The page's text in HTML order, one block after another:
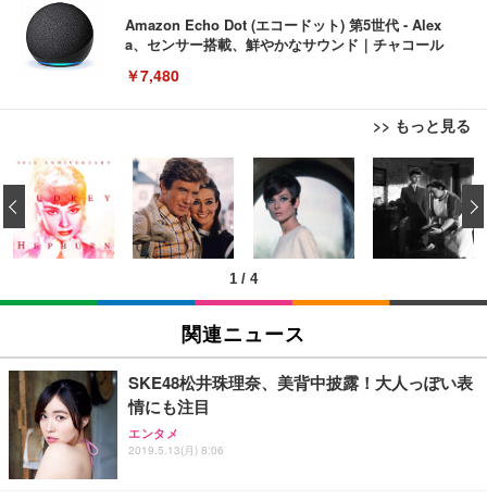
Amazon Echo Dot (エコードット) 第5世代 - Alex
a、センサー搭載、鮮やかなサウンド｜チャコール
￥7,480
>> もっと見る
[EdoErgo] オフィスチェア 椅子 テレワーク 疲れな
い 跳ね上げ式アームレスト コンパクト 約105度ロッ
キング pc 事務椅子 360度回転 座面昇降 強化ナイロ
ン樹脂ベース 通気性メッシュ 在宅ワーク H-WY01
(黒網+黒枠+黒足)
￥5,699
SIHOO B100 オフィスチェア／デスクチェア メッシ
ュチェア 人間工学 疲れない ブラック
￥27,999
Sezlife オフィスチェア デスクチェア 疲れない テレ
ワーク チェア 強化バックレスト 30度ロッキング機
能 人間工学 椅子 腰サポート 90度跳ね上げ式アーム
EIZO ビジネス向けプレミアムモニター | FlexScan
EV3240X-WT | 31.5型4K UHD・USB Type-C・ホワ
イト
￥105,595
EIZO ビジネス向けプレミアムモニター | FlexScan
￥109,572
【純正品】27"ゲーミングモニター DualSense 充電
フック付き（CFI-ZDM1J）
Amazonベーシック ペットシーツ 薄型 レギュラー 1
回使い捨て 無香料 ホワイト 300枚
￥3,373
Amazonベーシック ペットシーツ 厚型 ワイド 42枚
x2袋(84枚) ホワイト(吸収面:ライトブルー)
￥3,234
ネオ・ルーライフ ネオ・オムツ L 中型犬用 26枚入
り 単品
1 / 4
‹
関連ニュース
SKE48松井珠理奈、美背中披露！大人っぽい表
情にも注目
エンタメ
2019.5.13(月) 8:06